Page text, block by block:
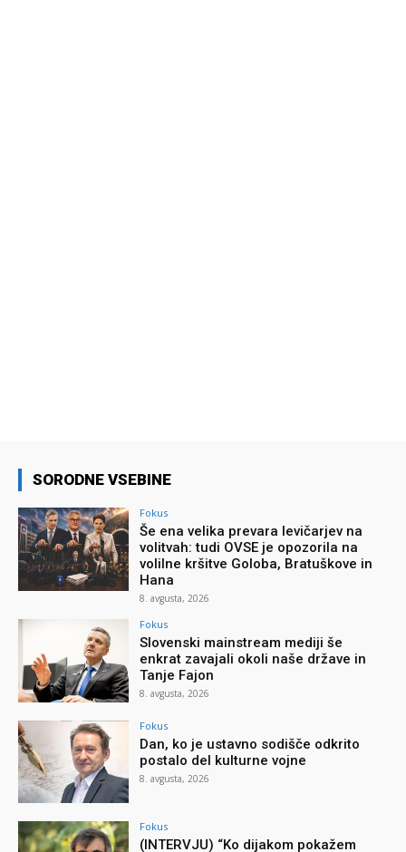
SORODNE VSEBINE
Fokus
Še ena velika prevara levičarjev na
volitvah: tudi OVSE je opozorila na
volilne kršitve Goloba, Bratuškove in
Hana
8. avgusta, 2026
Fokus
Slovenski mainstream mediji še
enkrat zavajali okoli naše države in
Tanje Fajon
8. avgusta, 2026
Fokus
Dan, ko je ustavno sodišče odkrito
postalo del kulturne vojne
8. avgusta, 2026
Fokus
(INTERVJU) “Ko dijakom pokažem